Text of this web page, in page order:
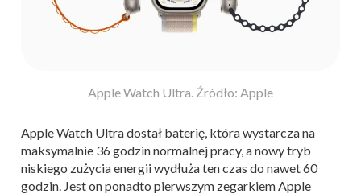
Apple Watch Ultra. Źródło: Apple
Apple Watch Ultra dostał baterię, która wystarcza na
maksymalnie 36 godzin normalnej pracy, a nowy tryb
niskiego zużycia energii wydłuża ten czas do nawet 60
godzin. Jest on ponadto pierwszym zegarkiem Apple